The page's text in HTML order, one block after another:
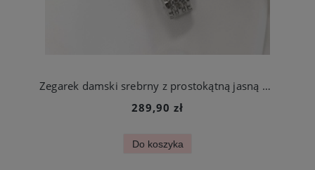
Zegarek damski srebrny z prostokątną jasną kopertą stal chirurgiczna
289,90 zł
Do koszyka